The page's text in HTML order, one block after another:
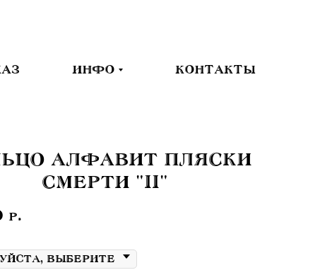
ИНФО КОНТАКТЫ
АЛФАВИТ ПЛЯСКИ
СМЕРТИ "II"
р.